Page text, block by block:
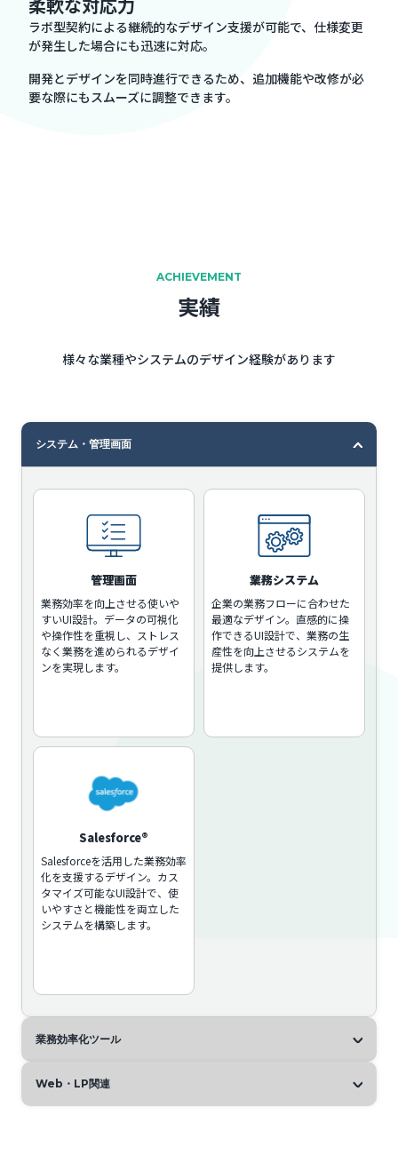
柔軟な対応力
ラボ型契約による継続的なデザイン支援が可能で、仕様変更
が発生した場合にも迅速に対応。
開発とデザインを同時進行できるため、追加機能や改修が必
要な際にもスムーズに調整できます。
ACHIEVEMENT
実績
様々な業種やシステムのデザイン経験があります
システム・管理画面
管理画面
業務効率を向上させる使いや
すいUI設計。データの可視化
や操作性を重視し、ストレス
なく業務を進められるデザイ
ンを実現します。
業務システム
企業の業務フローに合わせた
最適なデザイン。直感的に操
作できるUI設計で、業務の生
産性を向上させるシステムを
提供します。
Salesforce®
Salesforceを活用した業務効率
化を支援するデザイン。カス
タマイズ可能なUI設計で、使
いやすさと機能性を両立した
システムを構築します。
業務効率化ツール
Web・LP関連